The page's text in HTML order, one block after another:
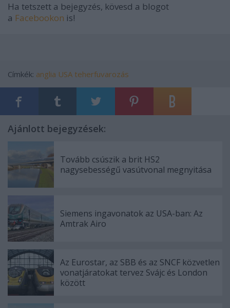
Ha tetszett a bejegyzés, kövesd a blogot
a Facebookon is!
Címkék: anglia USA teherfuvarozás
Ajánlott bejegyzések:
Tovább csúszik a brit HS2
nagysebességű vasútvonal megnyitása
Siemens ingavonatok az USA-ban: Az
Amtrak Airo
Az Eurostar, az SBB és az SNCF közvetlen
vonatjáratokat tervez Svájc és London
között